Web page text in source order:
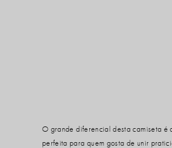
O grande diferencial desta camiseta é
perfeita para quem gosta de unir